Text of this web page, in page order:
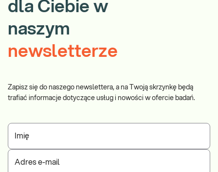
dla Ciebie w
naszym
newsletterze
Zapisz się do naszego newslettera, a na Twoją skrzynkę będą
trafiać informacje dotyczące usług i nowości w ofercie badań.
Imię
Adres e-mail